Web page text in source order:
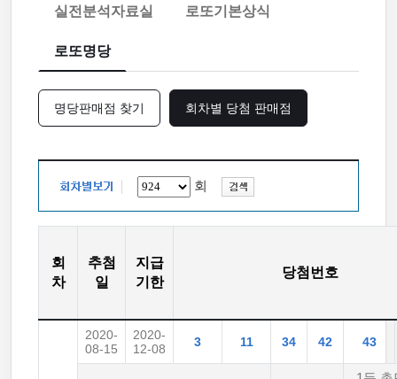
실전분석자료실
로또기본상식
로또명당
명당판매점 찾기 회차별 당첨 판매점
회
회
차
추첨
일
지급
기한
당첨번호
2020-
08-15
2020-
12-08
3 11 34 42 43